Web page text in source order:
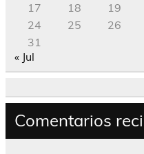
17
18 19
24
25 26
31
« Jul
Comentarios